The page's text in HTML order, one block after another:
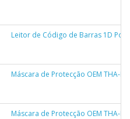
Leitor de Código de Barras 1D
Máscara de Protecção OEM THA-
Máscara de Protecção OEM THA-